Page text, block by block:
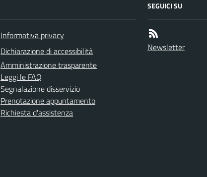
Informativa privacy
Dichiarazione di accessibilità
Amministrazione trasparente
Leggi le FAQ
Segnalazione disservizio
Prenotazione appuntamento
Richiesta d'assistenza
SEGUICI SU
Newsletter